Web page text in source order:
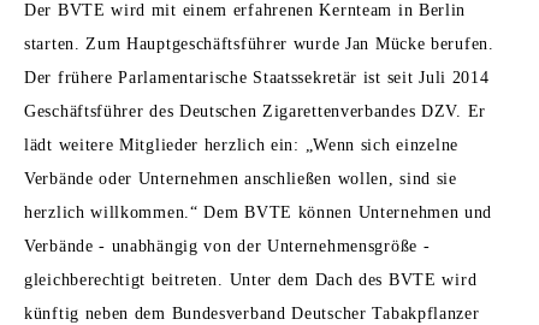
Der BVTE wird mit einem erfahrenen Kernteam in Berlin
starten. Zum Hauptgeschäftsführer wurde Jan Mücke berufen.
Der frühere Parlamentarische Staatssekretär ist seit Juli 2014
Geschäftsführer des Deutschen Zigarettenverbandes DZV. Er
lädt weitere Mitglieder herzlich ein: „Wenn sich einzelne
Verbände oder Unternehmen anschließen wollen, sind sie
herzlich willkommen.“ Dem BVTE können Unternehmen und
Verbände - unabhängig von der Unternehmensgröße -
gleichberechtigt beitreten. Unter dem Dach des BVTE wird
künftig neben dem Bundesverband Deutscher Tabakpflanzer